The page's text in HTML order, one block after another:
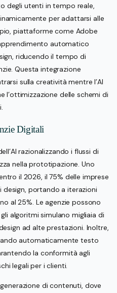
degli utenti in tempo reale,
per adattarsi alle
piattaforme come Adobe
automatico
riducendo il tempo di
Questa integrazione
sulla creatività mentre l’AI
l’ottimizzazione delle schemi di
Digitali
razionalizzando i flussi di
nella prototipazione. Uno
il 2026, il 75% delle imprese
design, portando a iterazioni
al 25%. Le agenzie possono
algoritmi simulano migliaia di
ad alte prestazioni. Inoltre,
automaticamente testo
la conformità agli
legali per i clienti.
di contenuti, dove